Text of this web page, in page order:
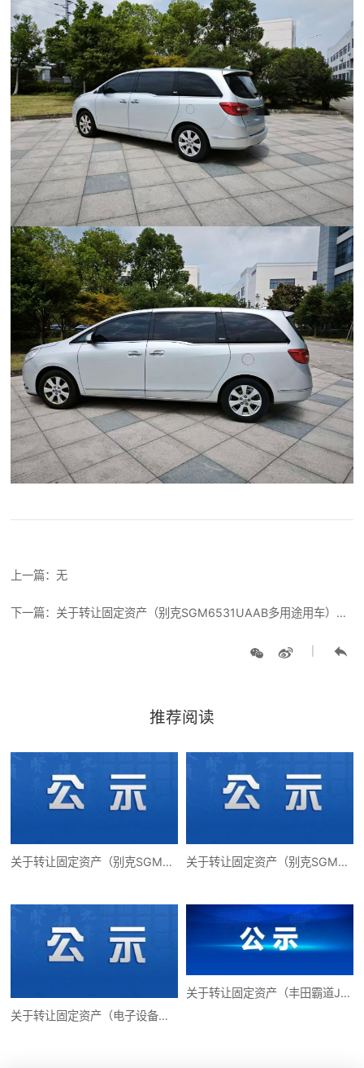
上一篇：无
下一篇：关于转让固定资产（别克SGM6531UAAB多用途用车）公开处置的公示
推荐阅读
关于转让固定资产（别克SGM6531UAAB多用途用车）公开处置的公示 关于转让固定资产（别克SGM6531UAAB多用途用车）公开处置的公示
关于转让固定资产（电子设备） 公开处置的公示
关于转让固定资产（丰田霸道JTEBU9FJ小型越野客车）公开处置的公示